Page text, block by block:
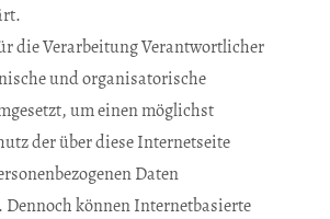
die Verarbeitung Verantwortlicher
und organisatorische
um einen möglichst
der über diese Internetseite
Daten
Dennoch können Internetbasierte